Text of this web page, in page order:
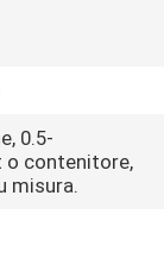
0.5-
o contenitore,
misura.